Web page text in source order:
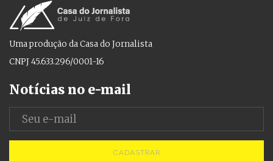
Uma produção da Casa do Jornalista
CNPJ 45.633.296/0001-16
Notícias no e-mail
CADASTRAR